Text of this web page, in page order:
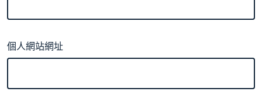
個人網站網址